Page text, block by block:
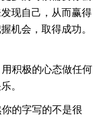
现自己，从而赢得
机会，取得成功。
积极的心态做任何
。
的字写的不是很